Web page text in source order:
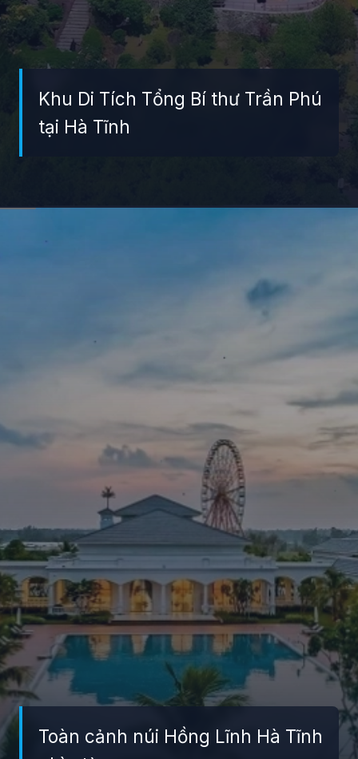
Khu Di Tích Tổng Bí thư Trần Phú
tại Hà Tĩnh
Toàn cảnh núi Hồng Lĩnh Hà Tĩnh